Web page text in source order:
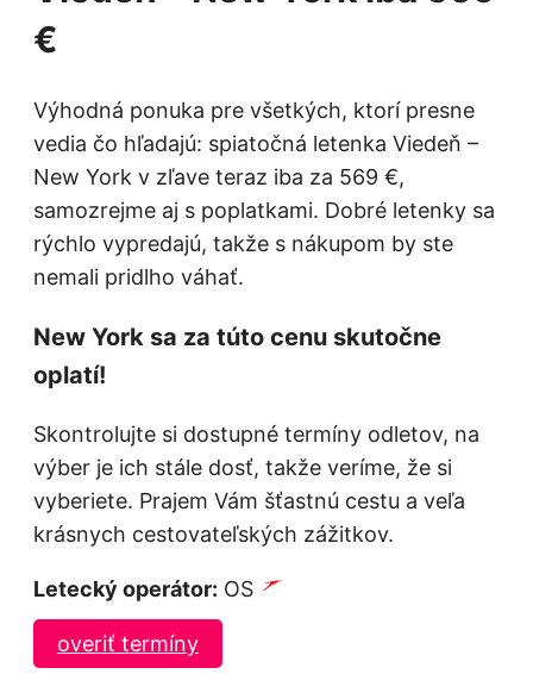
€
Výhodná ponuka pre všetkých, ktorí presne
vedia čo hľadajú: spiatočná letenka Viedeň –
New York v zľave teraz iba za 569 €,
samozrejme aj s poplatkami. Dobré letenky sa
rýchlo vypredajú, takže s nákupom by ste
nemali pridlho váhať.
New York sa za túto cenu skutočne
oplatí!
Skontrolujte si dostupné termíny odletov, na
výber je ich stále dosť, takže veríme, že si
vyberiete. Prajem Vám šťastnú cestu a veľa
krásnych cestovateľských zážitkov.
Letecký operátor: OS
overiť termíny